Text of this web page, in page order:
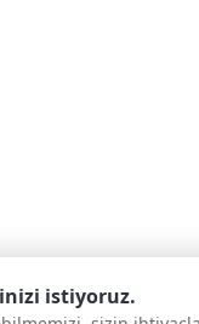
istiyoruz.